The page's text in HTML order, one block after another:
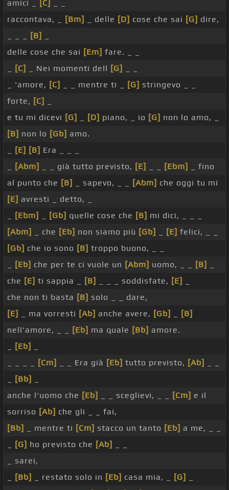
amici _
[C]
raccontava, _
[Bm] _ delle [D] cose che sai [G] dire,
[B]
delle cose che sai [Em] fare. _ _
[C] _ Nei momenti dell [G]
_ 'amore, [C] _ _ mentre ti _ [G] stringevo _ _
forte, [C]
e tu mi dicevi [G] [D] piano, _ io [G] non lo amo, _
[B] non lo [Gb] amo.
[E] [B] Era _ _ _
[Abm] _ _ già tutto previsto, [E] [Ebm]
_ fino
al punto che [B] _ sapevo, _ _ [Abm] che oggi tu mi
[E] avresti _ detto, _
[Ebm] [Gb] quelle cose che [B] mi dici, _ _ _
[Abm]
_ che [Eb] non siamo più [Gb] [E] felici, _ _
[Gb] che io sono [B] troppo buono, _ _
[Eb] che per te ci vuole un [Abm] uomo, _ _ [B]
che [E] ti sappia _ [B] _ _ _ soddisfate, [E]
che non ti basta [B] solo _ _ dare,
[E]
_ ma vorresti [Ab] anche avere, [Gb]
[B]
nell'amore, _ _
[Eb] ma quale [Bb] amore.
[Eb]
[Cm] _ _ Era già [Eb] tutto previsto, [Ab]
[Bb]
anche l'uomo che [Eb] _ _ sceglievi, _ _ [Cm] e il
sorriso [Ab] che gli _ _ fai,
[Bb]
_ mentre ti [Cm] stacco un tanto [Eb] a me, _ _
[G] ho previsto che [Ab]
_ sarei,
[Bb] _ restato solo in [Eb] casa mia, _ [G]